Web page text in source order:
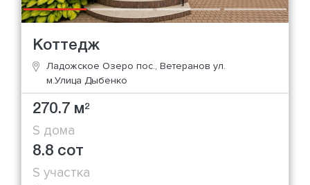
Коттедж
Ладожское Озеро пос., Ветеранов ул.
м.Улица Дыбенко
270.7 м2
S дома
8.8 сот
S участка